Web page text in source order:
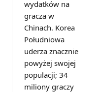
wydatków na
gracza w
Chinach. Korea
Południowa
uderza znacznie
powyżej swojej
populacji; 34
miliony graczy